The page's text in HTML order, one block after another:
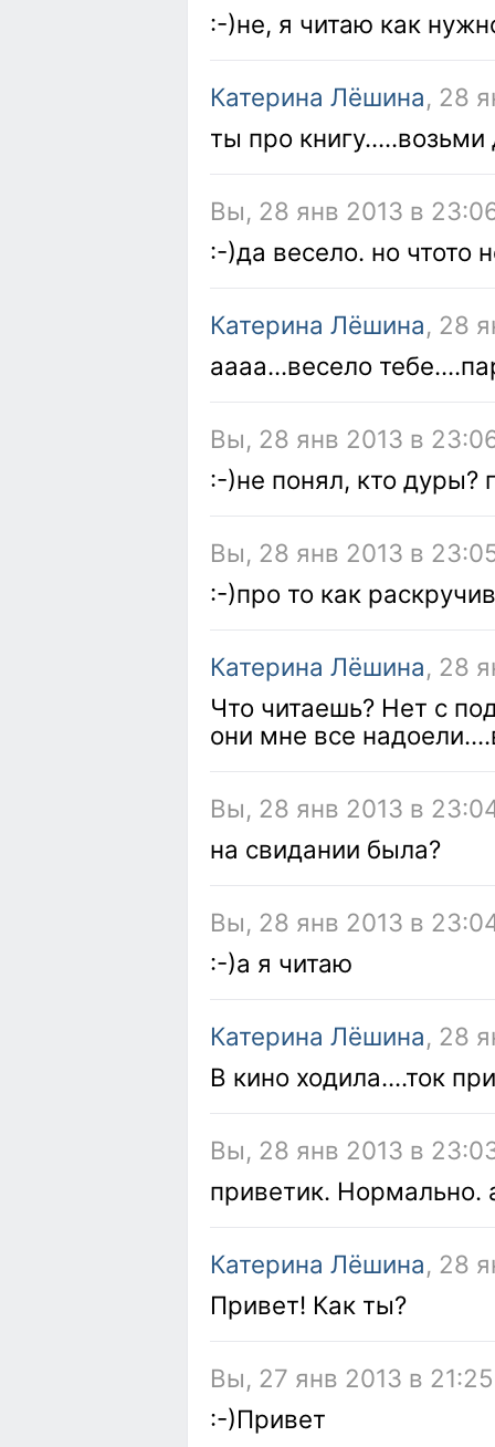
:-)не, я читаю как
Катерина Лёшина, 28
ты про книгу.....возьми
Вы, 28 янв 2013 в
:-)да весело. но чтото
Катерина Лёшина, 28
аааа...весело
Вы, 28 янв 2013 в
:-)не понял, кто дуры?
Вы, 28 янв 2013 в
:-)про то как
Катерина Лёшина, 28
Что читаешь? Нет с
они мне все
Вы, 28 янв 2013 в
на свидании была?
Вы, 28 янв 2013 в
:-)а я читаю
Катерина Лёшина, 28
В кино ходила....ток
Вы, 28 янв 2013 в
приветик. Нормально.
Катерина Лёшина, 28
Привет! Как ты?
Вы, 27 янв 2013 в
:-)Привет